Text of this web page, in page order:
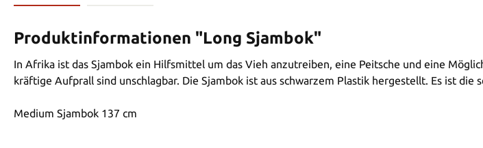
Produktinformationen "Long Sjambok"
In Afrika ist das Sjambok ein Hilfsmittel um das Vieh anzutreiben, eine Peitsche und eine
kräftige Aufprall sind unschlagbar. Die Sjambok ist aus schwarzem Plastik hergestellt. Es ist
Medium Sjambok 137 cm